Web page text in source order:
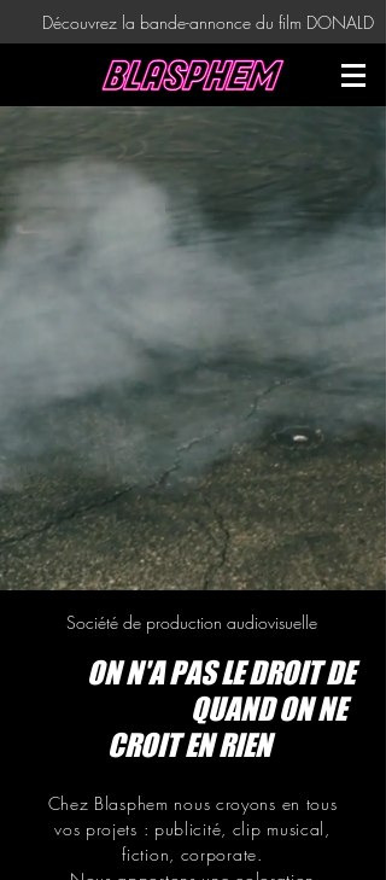
Découvrez la bande-annonce du film DONALD
Société de production audiovisuelle
ON N'A PAS LE DROITDE
QUAND ON NE
CROITEN RIEN
Chez Blasphem nous croyons en tous
vos projets : publicité, clip musical,
fiction, corporate.